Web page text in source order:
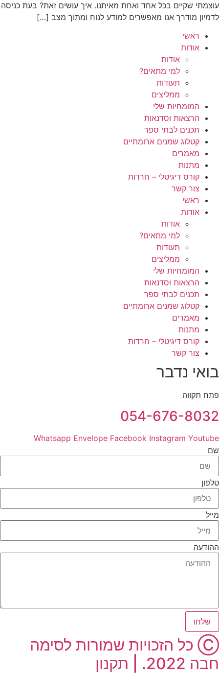
עוצמתי שקיים בכל אחד ואחת מאיתנו. איך עושים זאת? בעת כניסה
לדמיון מודרך אנו מאפשרים למודע לנוח ומתוך מצב […]
ראשי
אודות
אודות
למי מתאים?
תעודות
ממליצים
המומחיות שלי
הרצאות וסדנאות
תכנים לבתי ספר
קטלוג שמנים ארומתיים
מאמרים
מתנות
קורס דיגיטלי – חרדות
צור קשר
ראשי
אודות
אודות
למי מתאים?
תעודות
ממליצים
המומחיות שלי
הרצאות וסדנאות
תכנים לבתי ספר
קטלוג שמנים ארומתיים
מאמרים
מתנות
קורס דיגיטלי – חרדות
צור קשר
בואי נדבר
פתח תקווה
054-676-8032
Whatsapp Envelope Facebook Instagram Youtube
שם
טלפון
מייל
ההודעה
שלחו
Ⓒ כל הזכויות שמורות לסימה
חבה 2022. | תקנון